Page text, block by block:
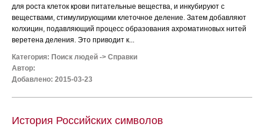
для роста клеток крови питательные вещества, и инкубируют с
веществами, стимулирующими клеточное деление. Затем добавляют
колхицин, подавляющий процесс образования ахроматиновых нитей
веретена деления. Это приводит к...
Категория: Поиск людей -> Справки
Автор:
Добавлено: 2015-03-23
История Российских символов